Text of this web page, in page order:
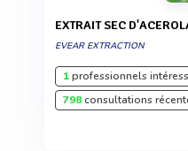
EXTRAIT SEC
EVEAR EXTRACTION
1professionnels
798consultations